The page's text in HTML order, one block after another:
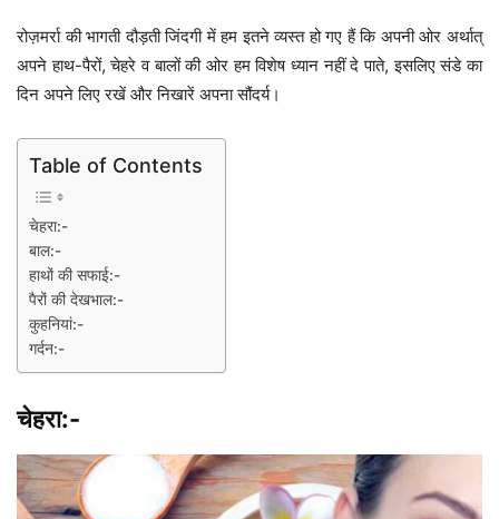
रोज़मर्रा की भागती दौड़ती जिंदगी में हम इतने व्यस्त हो गए हैं कि अपनी ओर अर्थात्
अपने हाथ-पैरों, चेहरे व बालों की ओर हम विशेष ध्यान नहीं दे पाते, इसलिए संडे का
दिन अपने लिए रखें और निखारें अपना सौंदर्य।
Table of Contents
चेहरा:-
बाल:-
हाथों की सफाई:-
पैरों की देखभाल:-
कुहनियां:-
गर्दन:-
चेहरा:-